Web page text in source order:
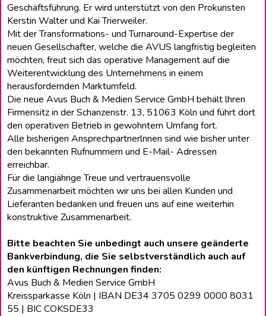
Geschäftsführung. Er wird unterstützt von den Prokuristen
Kerstin Walter und Kai Trierweiler.
Mit der Transformations- und Turnaround-Expertise der
neuen Gesellschafter, welche die AVUS langfristig begleiten
möchten, freut sich das operative Management auf die
Weiterentwicklung des Unternehmens in einem
herausfordernden Marktumfeld.
Die neue Avus Buch & Medien Service GmbH behält lhren
Firmensitz in der Schanzenstr. 13, 51063 Köln und führt dort
den operativen Betrieb in gewohntem Umfang fort.
Alle bisherigen Ansprechpartnerlnnen sind wie bisher unter
den bekannten Rufnummern und E-Mail- Adressen
erreichbar.
Für die langiährige Treue und vertrauensvolle
Zusammenarbeit möchten wir uns bei allen Kunden und
Lieferanten bedanken und freuen uns auf eine weiterhin
konstruktive Zusammenarbeit.
Bitte beachten Sie unbedingt auch unsere geänderte
Bankverbindung, die Sie selbstverständlich auch auf
den künftigen Rechnungen finden:
Avus Buch & Medien Service GmbH
Kreissparkasse Köln | IBAN DE34 3705 0299 0000 8031
55 | BIC COKSDE33